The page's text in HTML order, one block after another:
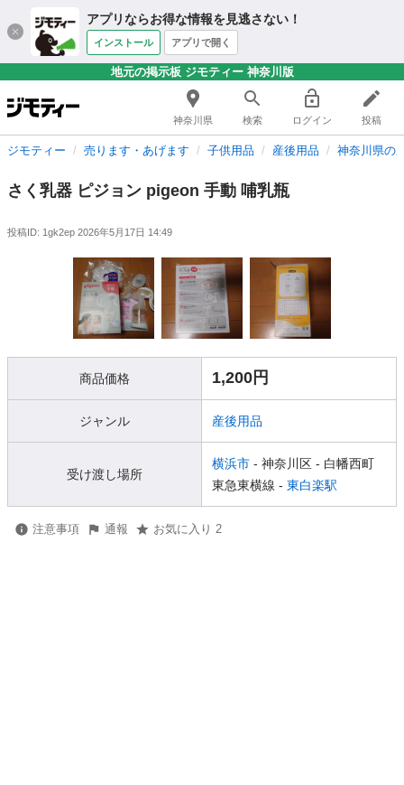
アプリならお得な情報を見逃さない！
インストール アプリで開く
地元の掲示板 ジモティー 神奈川版
神奈川県 検索 ログイン 投稿
ジモティー 売ります・あげます 子供用品 産後用品 神奈川県の
さく乳器 ピジョン pigeon 手動 哺乳瓶
投稿ID: 1gk2ep 2026年5月17日 14:49
商品価格 1,200円
ジャンル 産後用品
受け渡し場所
横浜市 - 神奈川区 - 白幡西町
東急東横線 - 東白楽駅
注意事項 通報 お気に入り 2